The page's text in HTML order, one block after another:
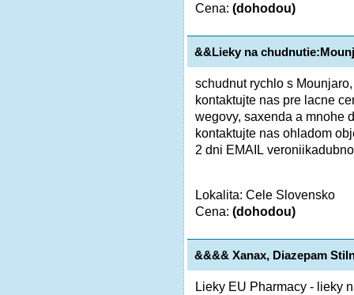
Cena: (dohodou)
&&Lieky na
schudnut rychlo s
kontaktujte nas pre lacne
wegovy, saxenda a mnohe
kontaktujte nas ohladom
2 dni EMAIL
Lokalita: Cele Slovensko
Cena: (dohodou)
&&&& Xanax, Diazepam
Lieky EU Pharmacy - lieky